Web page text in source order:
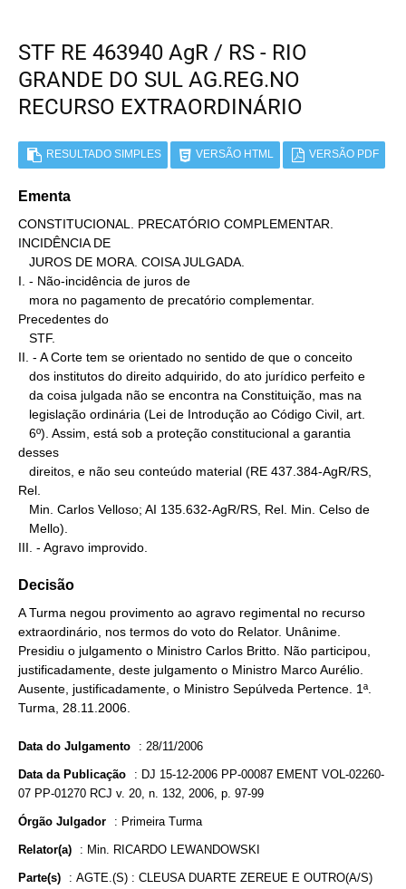
STF RE 463940 AgR / RS - RIO
GRANDE DO SUL AG.REG.NO
RECURSO EXTRAORDINÁRIO
RESULTADO SIMPLES VERSÃO HTML VERSÃO PDF
Ementa
CONSTITUCIONAL. PRECATÓRIO COMPLEMENTAR.
INCIDÊNCIA DE
I. - Não-incidência de juros de
Precedentes do
II. - A Corte tem se orientado no sentido de que o conceito
desses
Rel.
III. - Agravo improvido.
Decisão
A Turma negou provimento ao agravo regimental no recurso
extraordinário, nos termos do voto do Relator. Unânime.
Presidiu o julgamento o Ministro Carlos Britto. Não participou,
justificadamente, deste julgamento o Ministro Marco Aurélio.
Ausente, justificadamente, o Ministro Sepúlveda Pertence. 1ª.
Turma, 28.11.2006.
Data do Julgamento : 28/11/2006
Data da Publicação : DJ 15-12-2006 PP-00087 EMENT VOL-02260-
07 PP-01270 RCJ v. 20, n. 132, 2006, p. 97-99
Órgão Julgador : Primeira Turma
Relator(a) : Min. RICARDO LEWANDOWSKI
Parte(s) : AGTE.(S) : CLEUSA DUARTE ZEREUE E OUTRO(A/S)